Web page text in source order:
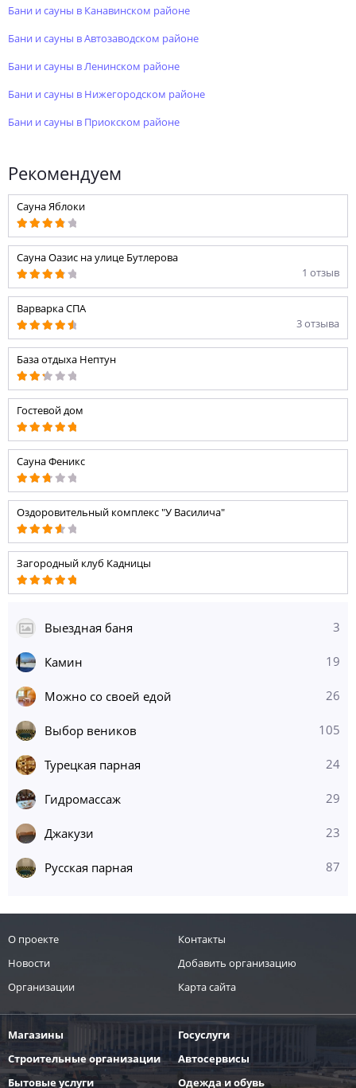
Бани и сауны в Канавинском районе
Бани и сауны в Автозаводском районе
Бани и сауны в Ленинском районе
Бани и сауны в Нижегородском районе
Бани и сауны в Приокском районе
Рекомендуем
Сауна Яблоки
Сауна Оазис на улице Бутлерова
1 отзыв
Варварка СПА
3 отзыва
База отдыха Нептун
Гостевой дом
Сауна Феникс
Оздоровительный комплекс "У Василича"
Загородный клуб Кадницы
Выездная баня 3
Камин 19
Можно со своей едой 26
Выбор веников 105
Турецкая парная 24
Гидромассаж 29
Джакузи 23
Русская парная 87
О проекте
Новости
Организации
Контакты
Добавить организацию
Карта сайта
Магазины
Строительные организации
Бытовые услуги
Госуслуги
Автосервисы
Одежда и обувь